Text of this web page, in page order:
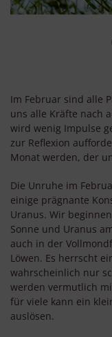
Im Februar sind alle
uns alle Kräfte nach
wird wenig Impulse
zur Reflexion
Monat werden, der
Die Unruhe im
einige prägnante
Uranus. Wir
Sonne und Uranus
auch in der
Löwen. Es herrscht
wahrscheinlich nur
werden vermutlich
für viele kann ein
auslösen.